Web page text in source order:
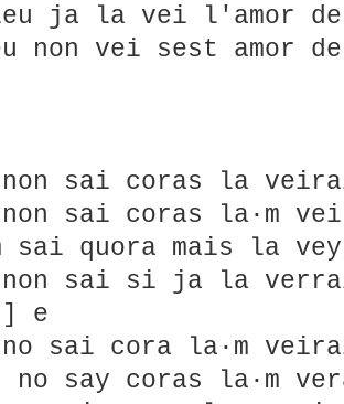
ja la vei l'amor
non vei sest amor
non sai coras la
non sai coras la·m
sai quora mais la
non sai si ja la
e
no sai cora la·m
no say coras la·m